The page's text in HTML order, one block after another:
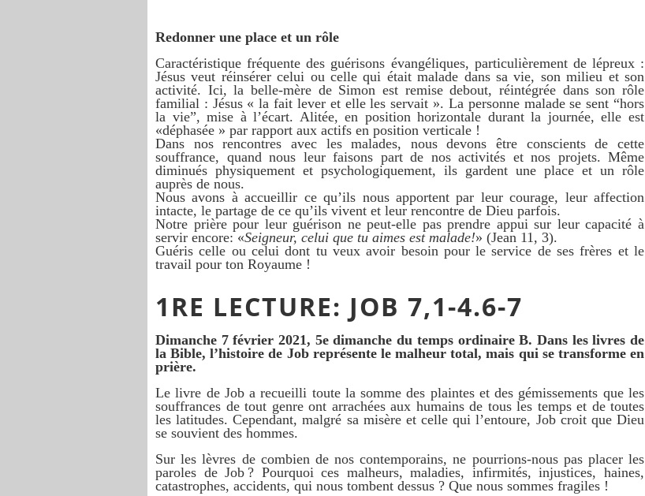
Redonner une place et un rôle
Caractéristique fréquente des guérisons évangéliques, particulièrement de lépreux :
Jésus veut réinsérer celui ou celle qui était malade dans sa vie, son milieu et son
activité. Ici, la belle-mère de Simon est remise debout, réintégrée dans son rôle
familial : Jésus « la fait lever et elle les servait ». La personne malade se sent “hors
la vie”, mise à l’écart. Alitée, en position horizontale durant la journée, elle est
«déphasée » par rapport aux actifs en position verticale !
Dans nos rencontres avec les malades, nous devons être conscients de cette
souffrance, quand nous leur faisons part de nos activités et nos projets. Même
diminués physiquement et psychologiquement, ils gardent une place et un rôle
auprès de nous.
Nous avons à accueillir ce qu’ils nous apportent par leur courage, leur affection
intacte, le partage de ce qu’ils vivent et leur rencontre de Dieu parfois.
Notre prière pour leur guérison ne peut-elle pas prendre appui sur leur capacité à
servir encore: «Seigneur, celui que tu aimes est malade!» (Jean 11, 3).
Guéris celle ou celui dont tu veux avoir besoin pour le service de ses frères et le
travail pour ton Royaume !
1RE LECTURE: JOB 7,1-4.6-7
Dimanche 7 février 2021, 5e dimanche du temps ordinaire B. Dans les livres de
la Bible, l’histoire de Job représente le malheur total, mais qui se transforme en
prière.
Le livre de Job a recueilli toute la somme des plaintes et des gémissements que les
souffrances de tout genre ont arrachées aux humains de tous les temps et de toutes
les latitudes. Cependant, malgré sa misère et celle qui l’entoure, Job croit que Dieu
se souvient des hommes.
Sur les lèvres de combien de nos contemporains, ne pourrions-nous pas placer les
paroles de Job ? Pourquoi ces malheurs, maladies, infirmités, injustices, haines,
catastrophes, accidents, qui nous tombent dessus ? Que nous sommes fragiles !